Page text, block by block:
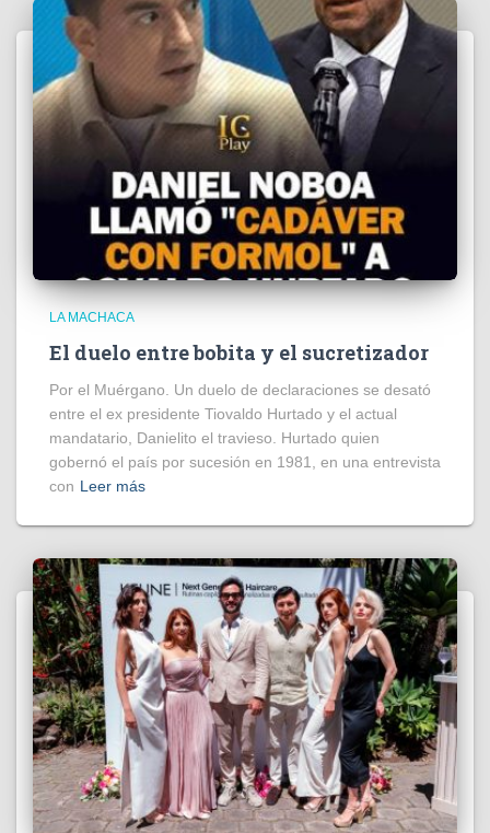
LA MACHACA
El duelo entre bobita y el sucretizador
Por el Muérgano. Un duelo de declaraciones se desató
entre el ex presidente Tiovaldo Hurtado y el actual
mandatario, Danielito el travieso. Hurtado quien
gobernó el país por sucesión en 1981, en una entrevista
con Leer más